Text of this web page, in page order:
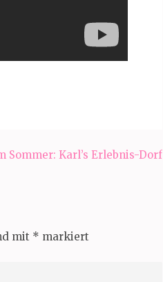
Sommer: Karl’s Erlebnis-Dorf
mit * markiert